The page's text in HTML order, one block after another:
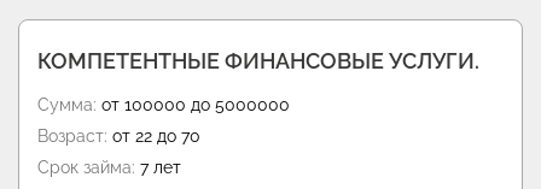
КОМПЕТЕНТНЫЕ ФИНАНСОВЫЕ УСЛУГИ.
Сумма: от 100000 до 5000000
Возраст: от 22 до 70
Срок займа: 7 лет